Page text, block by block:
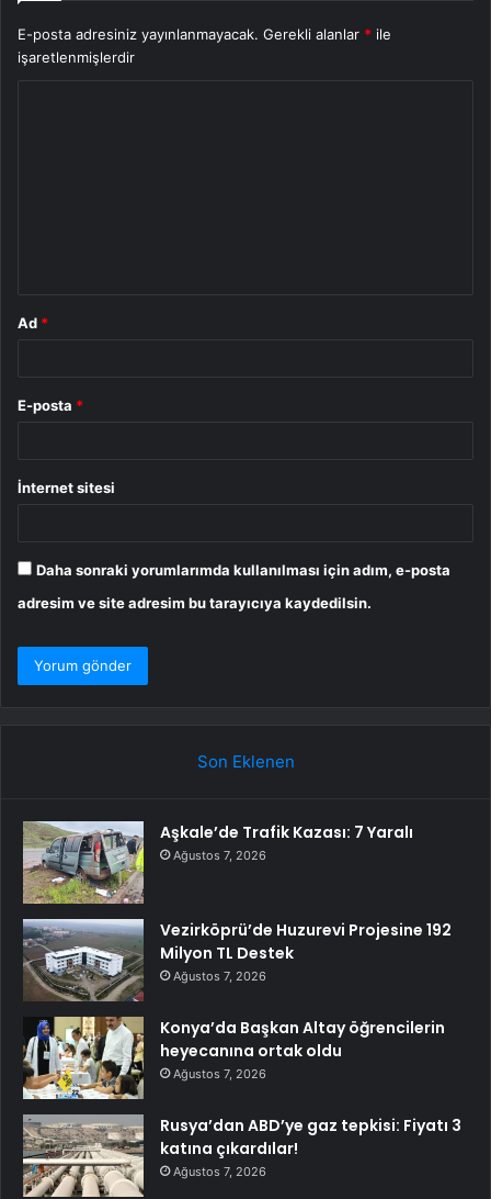
E-posta adresiniz yayınlanmayacak. Gerekli alanlar * ile
işaretlenmişlerdir
Ad *
E-posta *
İnternet sitesi
Daha sonraki yorumlarımda kullanılması için adım, e-posta
adresim ve site adresim bu tarayıcıya kaydedilsin.
Son Eklenen
Aşkale’de Trafik Kazası: 7 Yaralı
Ağustos 7, 2026
Vezirköprü’de Huzurevi Projesine 192
Milyon TL Destek
Ağustos 7, 2026
Konya’da Başkan Altay öğrencilerin
heyecanına ortak oldu
Ağustos 7, 2026
Rusya’dan ABD’ye gaz tepkisi: Fiyatı 3
katına çıkardılar!
Ağustos 7, 2026